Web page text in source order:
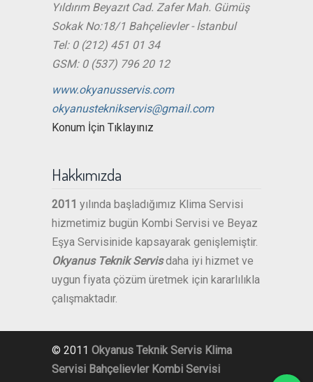
Yıldırım Beyazıt Cad. Zafer Mah. Gümüş
Sokak No:18/1 Bahçelievler - İstanbul
Tel: 0 (212) 451 01 34
GSM: 0 (537) 796 20 12
www.okyanusservis.com
okyanusteknikservis@gmail.com
Konum İçin Tıklayınız
Hakkımızda
2011 yılında başladığımız Klima Servisi
hizmetimiz bugün Kombi Servisi ve Beyaz
Eşya Servisinide kapsayarak genişlemiştir.
Okyanus Teknik Servisdaha iyi hizmet ve
uygun fiyata çözüm üretmek için kararlılıkla
çalışmaktadır.
© 2011 Okyanus Teknik Servis Klima
Servisi Bahçelievler Kombi Servisi